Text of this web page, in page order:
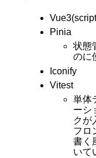
Pinia
状態
のに
Iconify
Vitest
単体
ーシ
クが
フロ
書く
いて